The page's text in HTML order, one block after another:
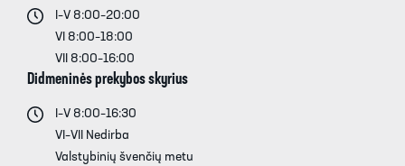
I–V 8:00–20:00
VI 8:00–18:00
VII 8:00–16:00
Didmeninės prekybos skyrius
I–V 8:00–16:30
VI–VII Nedirba
Valstybinių švenčių metu